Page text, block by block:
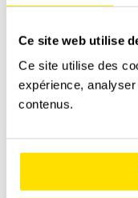
Ce site web utilise
Ce site utilise des
expérience,
contenus.